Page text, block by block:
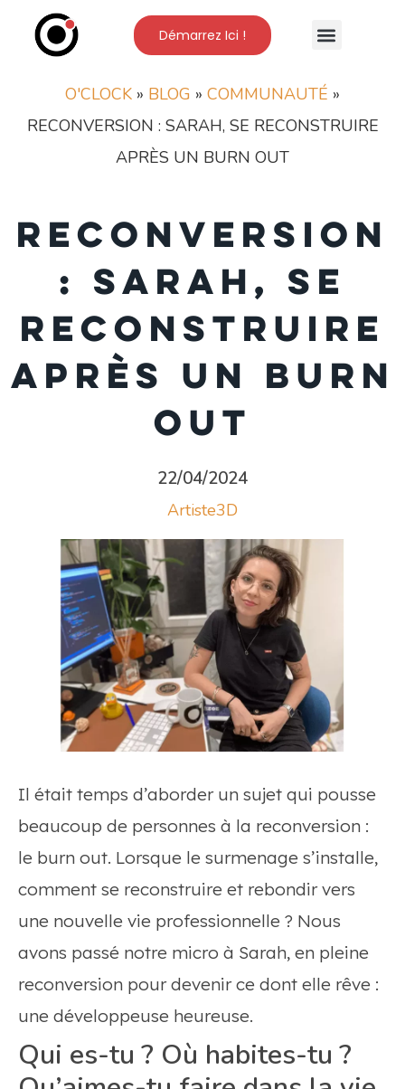
Démarrez Ici !
O'CLOCK » BLOG » COMMUNAUTÉ »
RECONVERSION : SARAH, SE RECONSTRUIRE
APRÈS UN BURN OUT
Reconversion
: Sarah, se
reconstruire
après un burn
out
22/04/2024
Artiste3D
Il était temps d’aborder un sujet qui pousse
beaucoup de personnes à la reconversion :
le burn out. Lorsque le surmenage s’installe,
comment se reconstruire et rebondir vers
une nouvelle vie professionnelle ? Nous
avons passé notre micro à Sarah, en pleine
reconversion pour devenir ce dont elle rêve :
une développeuse heureuse.
Qui es-tu ? Où habites-tu ?